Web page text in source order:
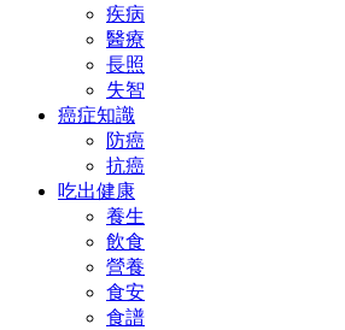
疾病
醫療
長照
失智
癌症知識
防癌
抗癌
吃出健康
養生
飲食
營養
食安
食譜